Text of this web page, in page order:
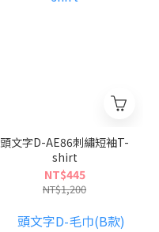
頭文字D-AE86刺繡短袖T-
shirt
NT$445
NT$1,200